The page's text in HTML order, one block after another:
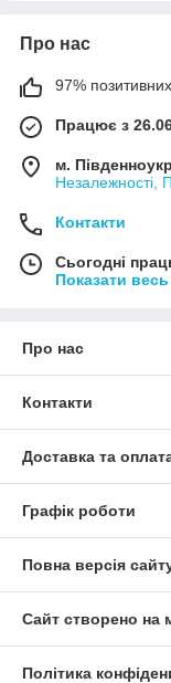
Про нас
97% позитивних
Працює з
м.
Незалежності,
Контакти
Сьогодні
Показати
Про нас
Контакти
Доставка та
Графік роботи
Повна версія
Сайт створено на
Політика